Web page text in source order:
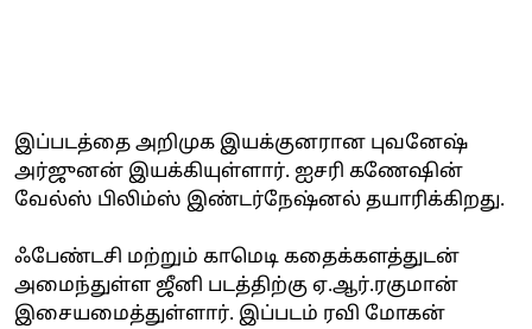
இப்படத்தை அறிமுக இயக்குனரான புவனேஷ்
அர்ஜுனன் இயக்கியுள்ளார். ஐசரி கணேஷின்
வேல்ஸ் பிலிம்ஸ் இண்டர்நேஷ்னல் தயாரிக்கிறது.
ஃபேண்டசி மற்றும் காமெடி கதைக்களத்துடன்
அமைந்துள்ள ஜீனி படத்திற்கு ஏ.ஆர்.ரகுமான்
இசையமைத்துள்ளார். இப்படம் ரவி மோகன்